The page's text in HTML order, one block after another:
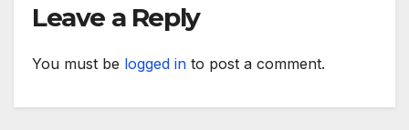
Leave a Reply
You must be logged in to post a comment.